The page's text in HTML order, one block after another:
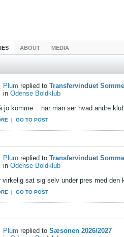
ABOUT MEDIA
Plum replied to Transfervinduet
in Odense Boldklub
jo komme .. når man ser hvad andre
| GO TO POST
Plum replied to Transfervinduet
in Odense Boldklub
virkelig sat sig selv under pres med
GO TO POST
Plum replied to Sæsonen 2026/2027